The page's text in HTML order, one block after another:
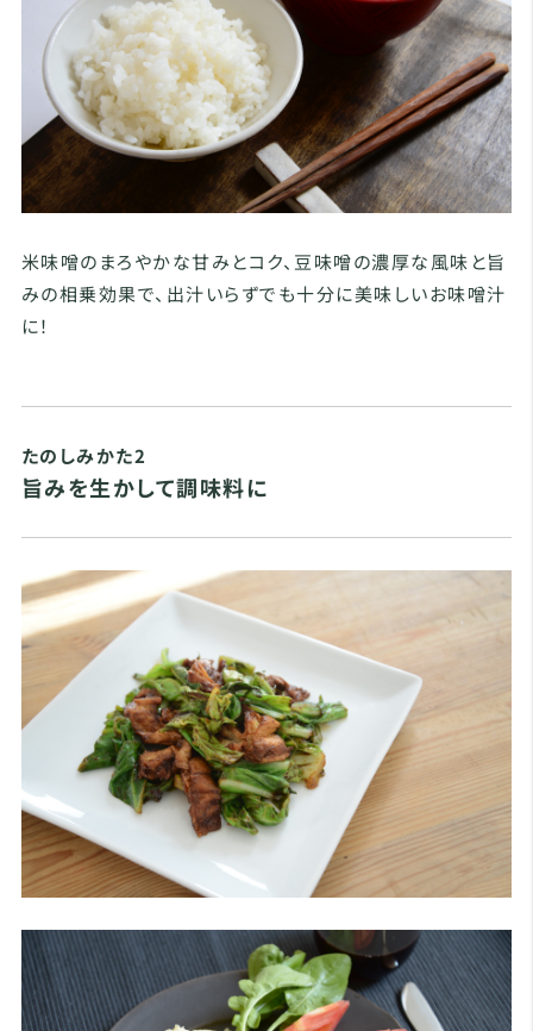
米味噌のまろやかな甘みとコク、豆味噌の濃厚な風味と旨
みの相乗効果で、出汁いらずでも十分に美味しいお味噌汁
に！
たのしみかた2
旨みを生かして調味料に